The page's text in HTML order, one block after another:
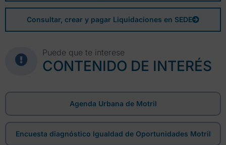
Consultar, crear y pagar Liquidaciones en SEDE
Puede que te interese
CONTENIDO DE INTERÉS
Agenda Urbana de Motril
Encuesta diagnóstico Igualdad de Oportunidades Motril